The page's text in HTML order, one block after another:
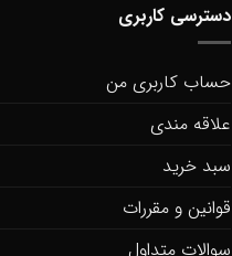
دسترسی کاربری
حساب کاربری من
علاقه مندی
سبد خرید
قوانین و مقررات
سوالات متداول